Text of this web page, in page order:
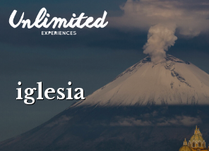
$ MXN
iglesia